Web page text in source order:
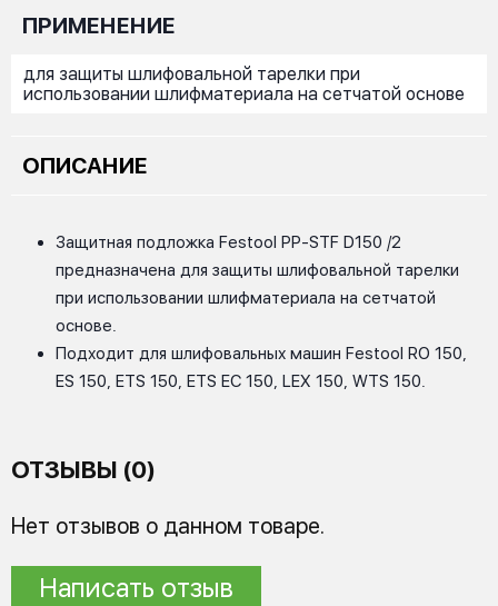
ПРИМЕНЕНИЕ
для защиты шлифовальной тарелки при
использовании шлифматериала на сетчатой основе
ОПИСАНИЕ
Защитная подложка Festool PP-STF D150 /2
предназначена для защиты шлифовальной тарелки
при использовании шлифматериала на сетчатой
основе.
Подходит для шлифовальных машин Festool RO 150,
ES 150, ETS 150, ETS EC 150, LEX 150, WTS 150.
ОТЗЫВЫ (0)
Нет отзывов о данном товаре.
Написать отзыв